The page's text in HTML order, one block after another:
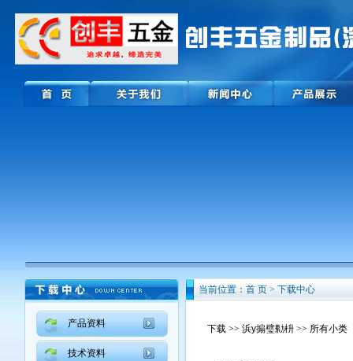
产品资料
技术资料
当前位置：首 页 > 下载中心
下载 >> 浜у搧璧勬枡 >> 所有小类